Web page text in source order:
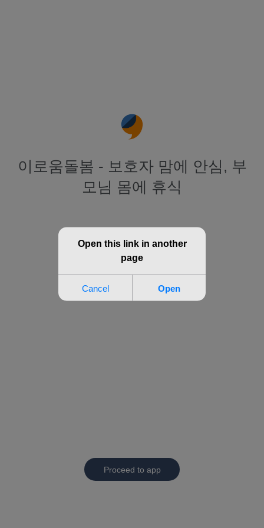
이로움돌봄 - 보호자 맘에 안심, 부
모님 몸에 휴식
Proceed to app